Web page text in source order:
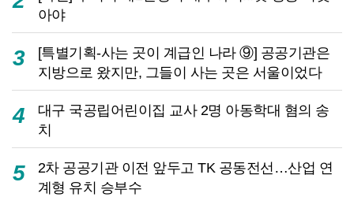
아야
3
[특별기획-사는 곳이 계급인 나라 ⑨] 공공기관은
지방으로 왔지만, 그들이 사는 곳은 서울이었다
4
대구 국공립어린이집 교사 2명 아동학대 혐의 송
치
5
2차 공공기관 이전 앞두고 TK 공동전선…산업 연
계형 유치 승부수